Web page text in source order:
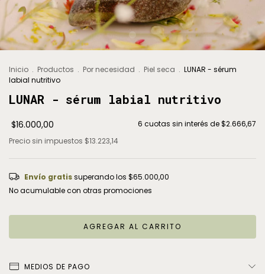
Inicio . Productos . Por necesidad . Piel seca . LUNAR - sérum
labial nutritivo
LUNAR - sérum labial nutritivo
$16.000,00 6 cuotas sin interés de$2.666,67
Precio sin impuestos $13.223,14
Envío gratis superando los $65.000,00
No acumulable con otras promociones
MEDIOS DE PAGO